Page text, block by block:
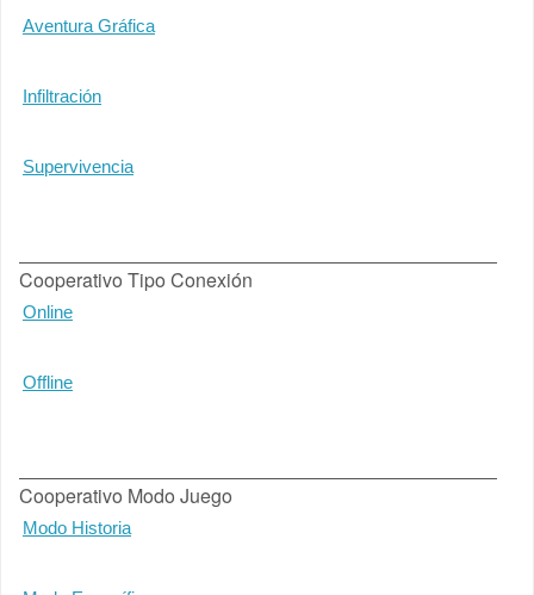
Aventura Gráfica
Infiltración
Supervivencia
Cooperativo Tipo Conexión
Online
Offline
Cooperativo Modo Juego
Modo Historia